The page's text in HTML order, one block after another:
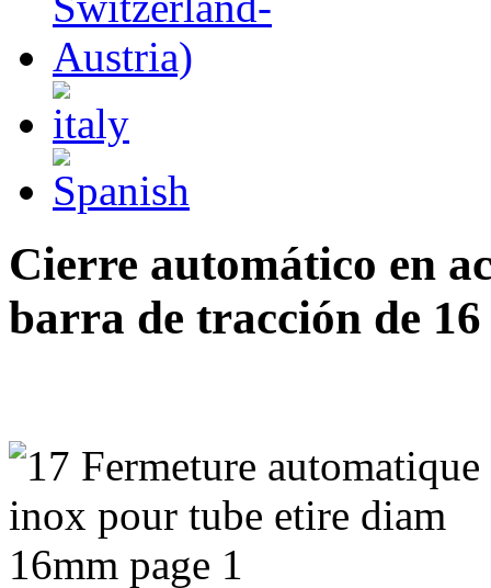
Cierre automático en
barra de tracción de